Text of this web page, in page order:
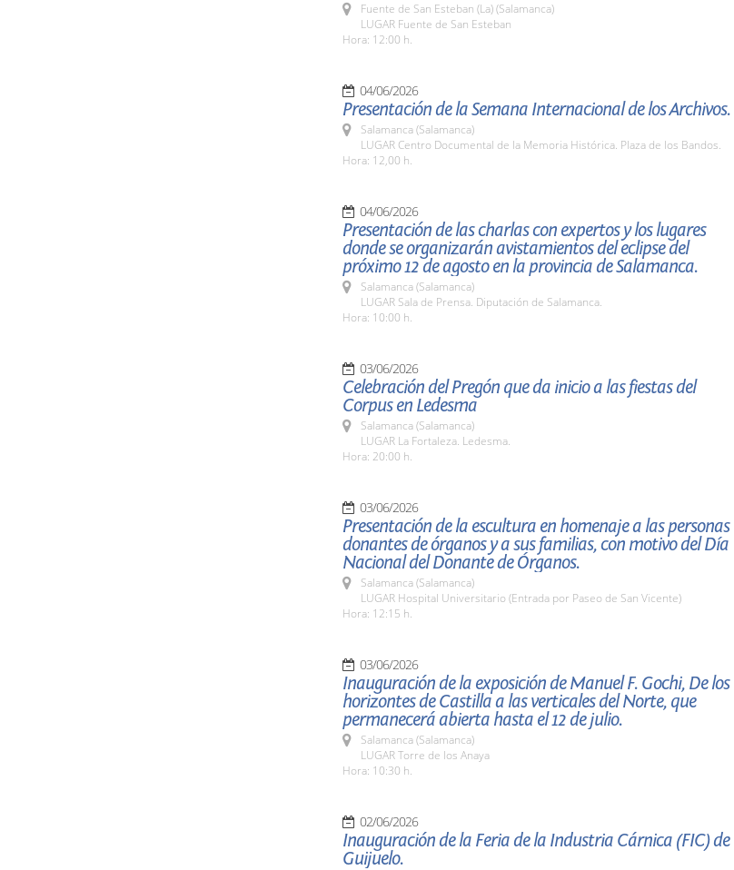
Fuente de San Esteban (La) (Salamanca)
LUGAR Fuente de San Esteban
Hora: 12:00 h.
04/06/2026
Presentación de la Semana Internacional de los Archivos.
Salamanca (Salamanca)
LUGAR Centro Documental de la Memoria Histórica. Plaza de los Bandos.
Hora: 12,00 h.
04/06/2026
Presentación de las charlas con expertos y los lugares
donde se organizarán avistamientos del eclipse del
próximo 12 de agosto en la provincia de Salamanca.
Salamanca (Salamanca)
LUGAR Sala de Prensa. Diputación de Salamanca.
Hora: 10:00 h.
03/06/2026
Celebración del Pregón que da inicio a las fiestas del
Corpus en Ledesma
Salamanca (Salamanca)
LUGAR La Fortaleza. Ledesma.
Hora: 20:00 h.
03/06/2026
Presentación de la escultura en homenaje a las personas
donantes de órganos y a sus familias, con motivo del Día
Nacional del Donante de Órganos.
Salamanca (Salamanca)
LUGAR Hospital Universitario (Entrada por Paseo de San Vicente)
Hora: 12:15 h.
03/06/2026
Inauguración de la exposición de Manuel F. Gochi, De los
horizontes de Castilla a las verticales del Norte, que
permanecerá abierta hasta el 12 de julio.
Salamanca (Salamanca)
LUGAR Torre de los Anaya
Hora: 10:30 h.
02/06/2026
Inauguración de la Feria de la Industria Cárnica (FIC) de
Guijuelo.